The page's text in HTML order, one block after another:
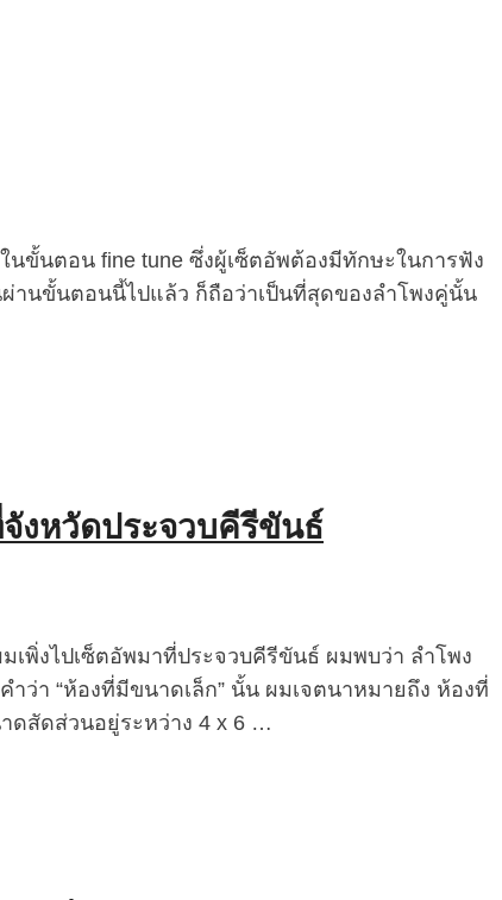
ขั้นตอน fine tune ซึ่งผู้เซ็ตอัพต้องมีทักษะในการฟัง
ผ่านขั้นตอนนี้ไปแล้ว ก็ถือว่าเป็นที่สุดของลำโพงคู่นั้น
จังหวัดประจวบคีรีขันธ์
เพิ่งไปเซ็ตอัพมาที่ประจวบคีรีขันธ์ ผมพบว่า ลำโพง
ว่า “ห้องที่มีขนาดเล็ก” นั้น ผมเจตนาหมายถึง ห้องที่
ดสัดส่วนอยู่ระหว่าง 4 x 6 …